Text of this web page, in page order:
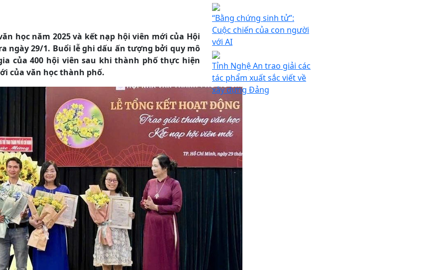
học năm 2025 và kết nạp hội viên mới của Hội
ngày 29/1. Buổi lễ ghi dấu ấn tượng bởi quy mô
của 400 hội viên sau khi thành phố thực hiện
của văn học thành phố.
“Bằng chứng sinh tử”:
Cuộc chiến của con người
với AI
Tỉnh Nghệ An trao giải các
tác phẩm xuất sắc viết về
xây dựng Đảng